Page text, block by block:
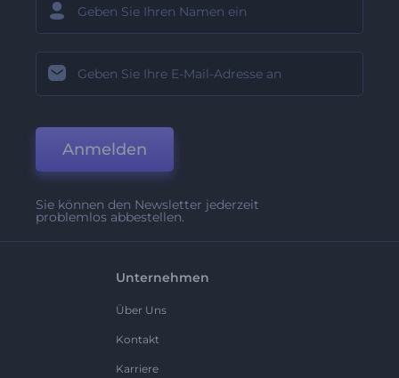
Anmelden
Sie können den Newsletter jederzeit
problemlos abbestellen.
Unternehmen
Über Uns
Kontakt
Karriere